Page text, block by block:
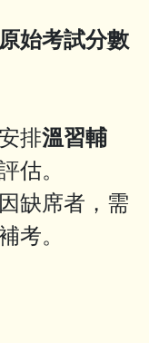
原始考試分數
排溫習輔
估。
缺席者，需
考。